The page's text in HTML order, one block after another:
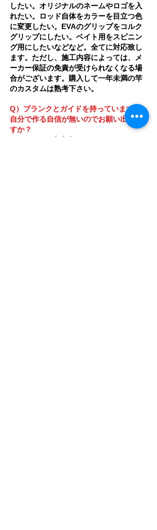
したい。オリジナルのネームやロゴを入
れたい。ロッド自体をカラーを目立つ色
に変更したい。EVAのグリップをコルク
グリップにしたい。ベイト用をスピニン
グ用にしたいなどなど。 全てに対応致し
ます。ただし、施工内容によっては、メ
ーカー保証の免責が受けられなくなる場
合がございます。購入して一年未満の竿
のカスタムは熟考下さい。
Q）ブランクとガイドを持っていますが
自分で作る自信が無いのでお願い出来ま
すか？